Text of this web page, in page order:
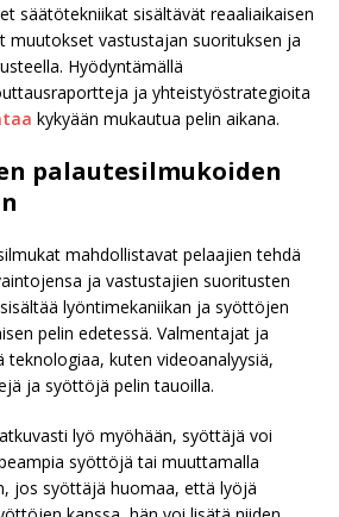
säätötekniikat sisältävät reaaliaikaisen
muutokset vastustajan suorituksen ja
Hyödyntämällä
ja yhteistyöstrategioita
kykyään mukautua pelin aikana.
palautesilmukoiden
mahdollistavat pelaajien tehdä
ja vastustajien suoritusten
lyöntimekaniikan ja syöttöjen
pelin edetessä. Valmentajat ja
kuten videoanalyysiä,
ja syöttöjä pelin tauoilla.
lyö myöhään, syöttäjä voi
syöttöjä tai muuttamalla
jos syöttäjä huomaa, että lyöjä